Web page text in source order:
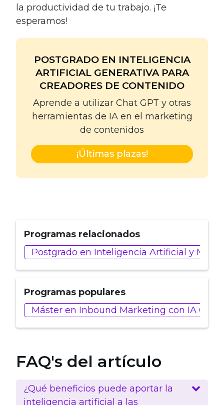
la productividad de tu trabajo. ¡Te
esperamos!
POSTGRADO EN INTELIGENCIA
ARTIFICIAL GENERATIVA PARA
CREADORES DE CONTENIDO
Aprende a utilizar Chat GPT y otras
herramientas de IA en el marketing
de contenidos
¡Últimas plazas!
Programas relacionados
Postgrado en Inteligencia Artificial y
Programas populares
Máster en Inbound Marketing con IA
FAQ's del artículo
¿Qué beneficios puede aportar la
inteligencia artificial a las